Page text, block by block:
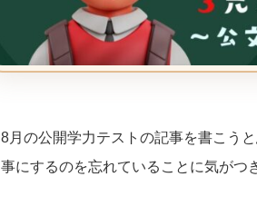
8月の公開学力テストの記事を書こう
事にするのを忘れていることに気がつ